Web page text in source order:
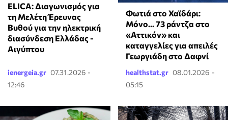
ELICA: Διαγωνισμός για
τη Μελέτη Έρευνας
Βυθού για την ηλεκτρική
διασύνδεση Ελλάδας -
Αιγύπτου
ienergeia.gr 07.31.2026 -
12:46
Φωτιά στο Χαϊδάρι:
Μόνο... 73 ράντζα στο
«Αττικόν» και
καταγγελίες για απειλές
Γεωργιάδη στο Δαφνί
healthstat.gr 08.01.2026 -
05:15